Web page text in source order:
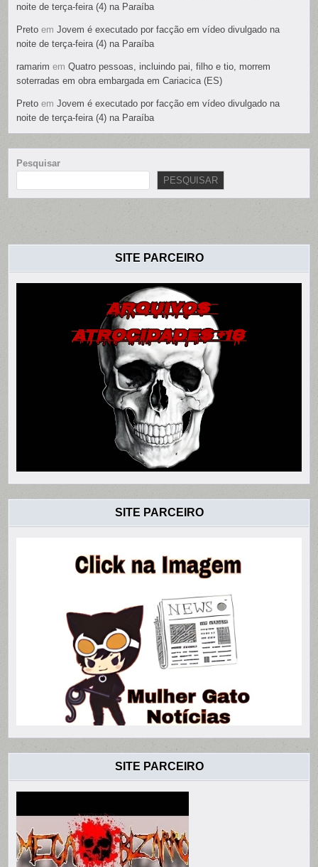
noite de terça-feira (4) na Paraíba
Preto emJovem é executado por facção em vídeo divulgado na
noite de terça-feira (4) na Paraíba
ramarim emQuatro pessoas, incluindo pai, filho e tio, morrem
soterradas em obra embargada em Cariacica (ES)
Preto emJovem é executado por facção em vídeo divulgado na
noite de terça-feira (4) na Paraíba
Pesquisar
PESQUISAR
SITE PARCEIRO
SITE PARCEIRO
SITE PARCEIRO